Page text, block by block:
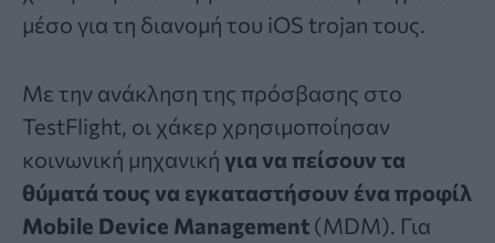
μέσο για τη διανομή του iOS trojan τους.
Με την ανάκληση της πρόσβασης στο
TestFlight, οι χάκερ χρησιμοποίησαν
κοινωνική μηχανική για να πείσουν τα
θύματά τους να εγκαταστήσουν ένα προφίλ
Mobile Device Management (MDM). Για